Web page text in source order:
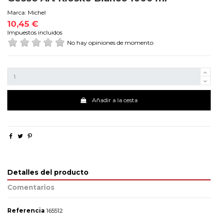
Marca: Michel
10,45 €
Impuestos incluidos
No hay opiniones de momento
Añadir a la cesta
Detalles del producto
Comentarios
Referencia 165512